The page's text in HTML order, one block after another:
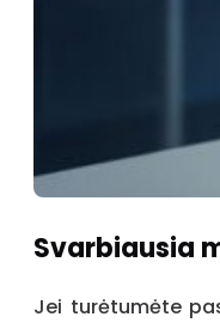
Svarbiausia
Jei turėtumėte